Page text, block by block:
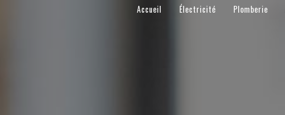
Accueil Électricité Plomberie